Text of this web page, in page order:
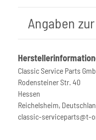
Angaben
Classic Service Parts
Rodensteiner Str. 40
Hessen
Reichelsheim,
classic-serviceparts@t-